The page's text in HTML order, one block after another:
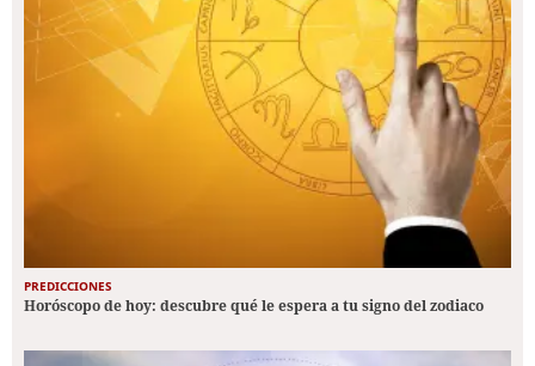
PREDICCIONES
Horóscopo de hoy: descubre qué le espera a tu signo del zodiaco